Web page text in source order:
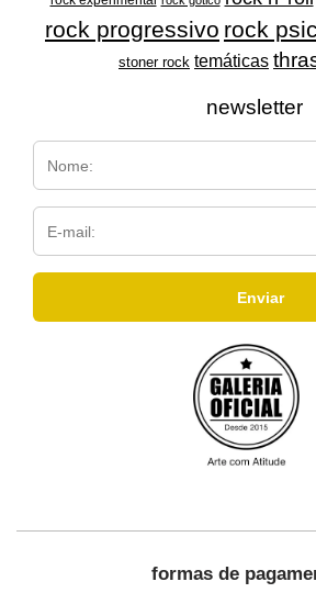
rock progressivo rock
stoner rock temáticas
newsletter
formas de